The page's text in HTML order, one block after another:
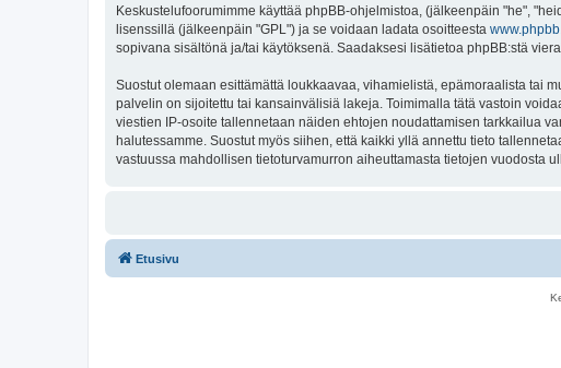
Keskustelufoorumimme käyttää phpBB-ohjelmistoa, (jälkeenpäin "he",
lisenssillä (jälkeenpäin "GPL") ja se voidaan ladata osoitteesta
sopivana sisältönä ja/tai käytöksenä. Saadaksesi lisätietoa phpBB:stä
Suostut olemaan esittämättä loukkaavaa, vihamielistä, epämoraalista tai
palvelin on sijoitettu tai kansainvälisiä lakeja. Toimimalla tätä vastoin
viestien IP-osoite tallennetaan näiden ehtojen noudattamisen tarkkailua
halutessamme. Suostut myös siihen, että kaikki yllä annettu tieto
vastuussa mahdollisen tietoturvamurron aiheuttamasta tietojen vuodosta
Etusivu